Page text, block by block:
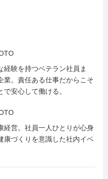
経験を持つベテラン社員ま
業。責任ある仕事だからこそ
安心して働ける。
経営。社員一人ひとりが心身
康づくりを意識した社内イベ